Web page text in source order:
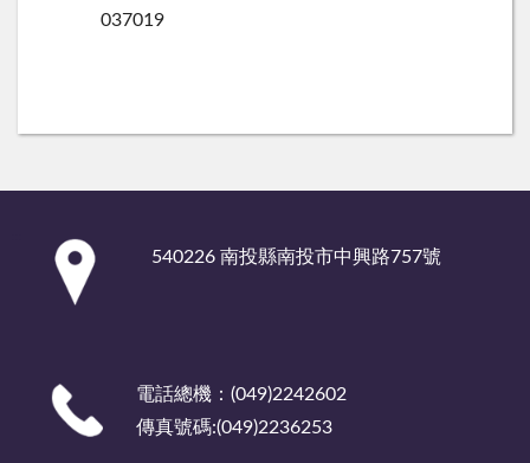
037019
540226 南投縣南投市中興路757號
電話總機：(049)2242602
傳真號碼:(049)2236253